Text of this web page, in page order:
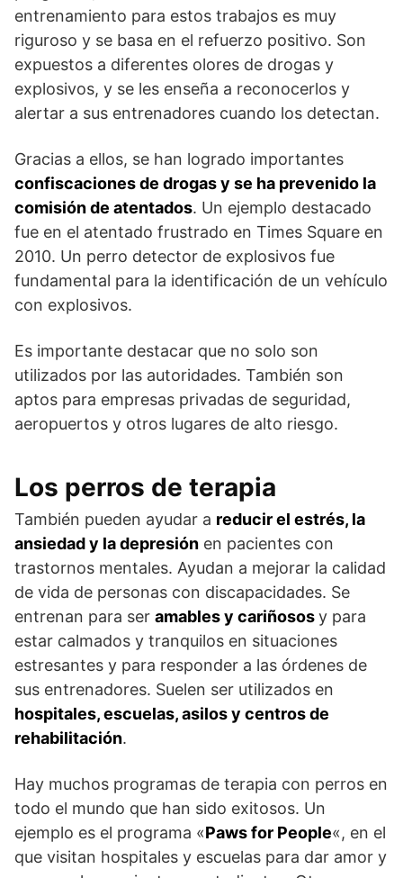
entrenamiento para estos trabajos es muy
riguroso y se basa en el refuerzo positivo. Son
expuestos a diferentes olores de drogas y
explosivos, y se les enseña a reconocerlos y
alertar a sus entrenadores cuando los detectan.
Gracias a ellos, se han logrado importantes
confiscaciones de drogas y se ha prevenido la
comisión de atentados. Un ejemplo destacado
fue en el atentado frustrado en Times Square en
2010. Un perro detector de explosivos fue
fundamental para la identificación de un vehículo
con explosivos.
Es importante destacar que no solo son
utilizados por las autoridades. También son
aptos para empresas privadas de seguridad,
aeropuertos y otros lugares de alto riesgo.
Los perros de terapia
También pueden ayudar a reducir el estrés, la
ansiedad y la depresión en pacientes con
trastornos mentales. Ayudan a mejorar la calidad
de vida de personas con discapacidades. Se
entrenan para ser amables y cariñososy para
estar calmados y tranquilos en situaciones
estresantes y para responder a las órdenes de
sus entrenadores. Suelen ser utilizados en
hospitales, escuelas, asilos y centros de
rehabilitación.
Hay muchos programas de terapia con perros en
todo el mundo que han sido exitosos. Un
ejemplo es el programa «Paws for People«, en el
que visitan hospitales y escuelas para dar amor y